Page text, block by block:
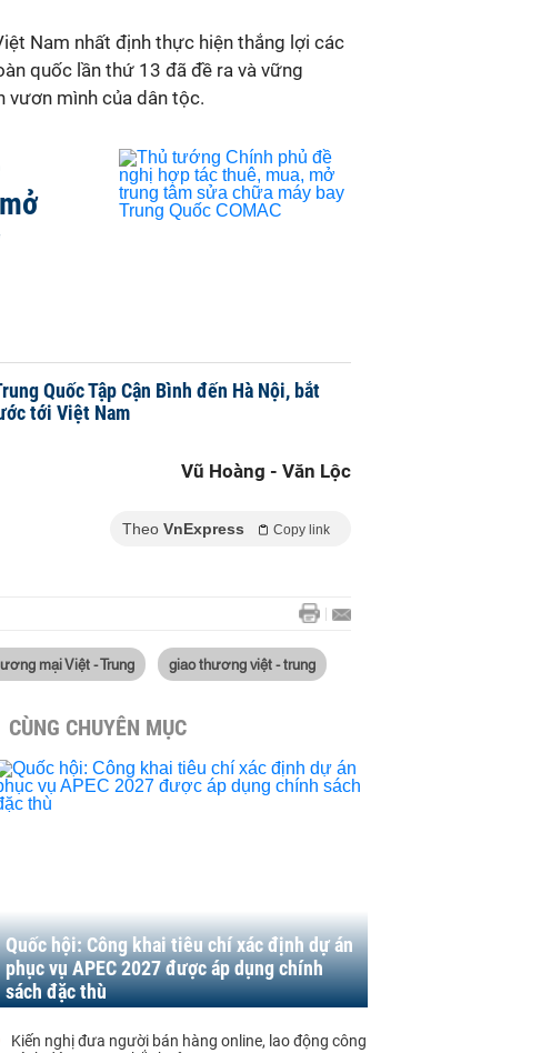
Nam nhất định thực hiện thắng lợi các
quốc lần thứ 13 đã đề ra và vững
vươn mình của dân tộc.
Quốc Tập Cận Bình đến Hà Nội, bắt
tới Việt Nam
Vũ Hoàng - Văn Lộc
Theo VnExpress Copy link
mại Việt - Trung giao thương việt - trung
CÙNG CHUYÊN MỤC
Quốc hội: Công khai tiêu chí xác định dự án
phục vụ APEC 2027 được áp dụng chính
sách đặc thù
Kiến nghị đưa người bán hàng online, lao động công